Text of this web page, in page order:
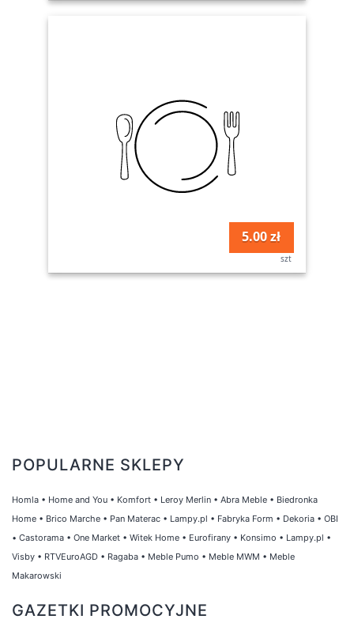
5.00 zł
szt
POPULARNE SKLEPY
Homla • Home and You • Komfort • Leroy Merlin • Abra Meble • Biedronka
Home • Brico Marche • Pan Materac • Lampy.pl • Fabryka Form • Dekoria • OBI
• Castorama • One Market • Witek Home • Eurofirany • Konsimo • Lampy.pl •
Visby • RTVEuroAGD • Ragaba • Meble Pumo • Meble MWM • Meble
Makarowski
GAZETKI PROMOCYJNE